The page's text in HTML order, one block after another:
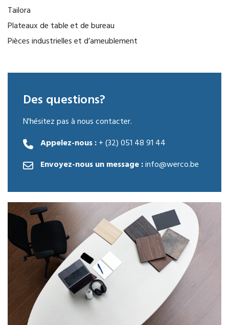
Tailora
Plateaux de table et de bureau
Pièces industrielles et d’ameublement
Des questions?
N'hésitez pas à nous contacter.
Appelez-nous :+ (32) 051 48 91 44
Envoyez-nous un message :info@werco.be